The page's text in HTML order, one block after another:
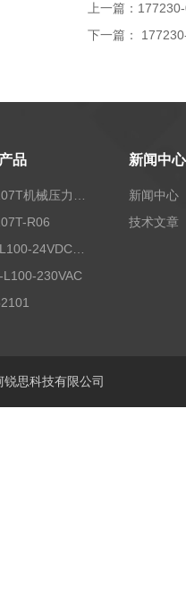
上一篇：
下一篇：
品
R06
WM1L100-24VDC/T5X
L100-230VAC
新闻中心
新闻中心
技术文章
思科技有限公司